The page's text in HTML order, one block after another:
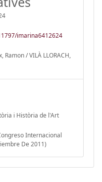
imarina6412624
Ramon / VILÀ LLORACH,
i Història de l'Art
Internacional
De 2011)